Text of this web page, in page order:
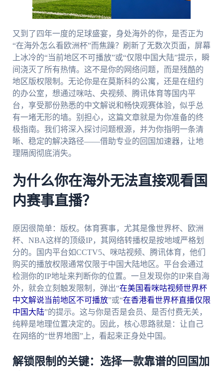
又到了四年一度的足球盛宴，身处海外的你，是否正为
“在海外怎么看欧洲杯”而焦躁？刷新了无数次页面，屏幕
上冰冷的“当前地区不可播放”或“仅限中国大陆”提示，瞬
间浇灭了所有热情。这不是你的网络问题，而是残酷的
地区版权限制。无论你是在莫斯科的公寓，还是在纽约
的办公室，想通过咪咕、央视频、腾讯体育等国内平
台，享受那份熟悉的中文解说和畅快观赛体验，似乎总
有一堵无形的墙。别担心，这篇文章就是为你准备的终
极指南。我们将深入探讨问题根源，并为你指明一条清
晰、稳定的解决路径——借助专业的回国加速器，让地
理隔阂彻底消失。
为什么你在海外无法直接观看国
内赛事直播？
原因很简单：版权。体育赛事，尤其是像世界杯、欧洲
杯、NBA这样的顶级IP，其网络转播权是按地域严格划
分的。国内平台如CCTV5、咪咕视频、腾讯体育，他们
购买的播放权限通常仅限于中国大陆地区。平台会通过
检测你的IP地址来判断你的位置。一旦发现你的IP来自海
外，就会立刻触发限制，弹出“在美国看咪咕视频世界杯
中文解说当前地区不可播放”或“在香港看世界杯直播仅限
中国大陆”的提示。这与你是否是会员、是否付费无关，
纯粹是地理位置决定的。因此，核心思路就是：让自己
在网络的“世界地图”上，看起来正身处中国。
解锁限制的关键：选择一款靠谱的回国加